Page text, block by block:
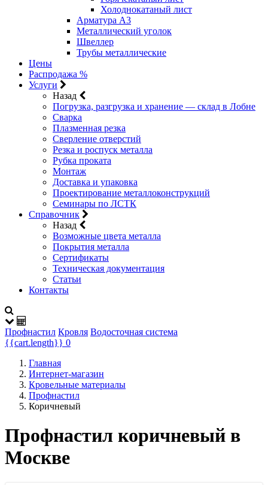
Холоднокатаный лист
Арматура А3
Металлический уголок
Швеллер
Трубы металлические
Цены
Распродажа %
Услуги
Назад
Погрузка, разгрузка и хранение — склад в Лобне
Сварка
Плазменная резка
Сверление отверстий
Резка и роспуск металла
Рубка проката
Монтаж
Доставка и упаковка
Проектирование металлоконструкций
Семинары по ЛСТК
Справочник
Назад
Возможные цвета металла
Покрытия металла
Сертификаты
Техническая документация
Статьи
Контакты
Профнастил Кровля Водосточная система
{{cart.length}} 0
Главная
Интернет-магазин
Кровельные материалы
Профнастил
Коричневый
Профнастил коричневый в
Москве